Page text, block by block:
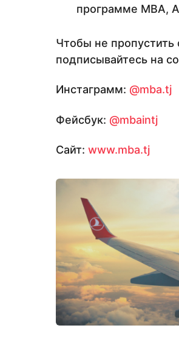
программе МВА,
Чтобы не пропустить
подписывайтесь на
Инстаграмм: @mba.tj
Фейсбук: @mbaintj
Сайт: www.mba.tj